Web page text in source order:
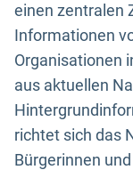
einen zentralen
Informationen
Organisationen
aus aktuellen
richtet sich das
Bürgerinnen